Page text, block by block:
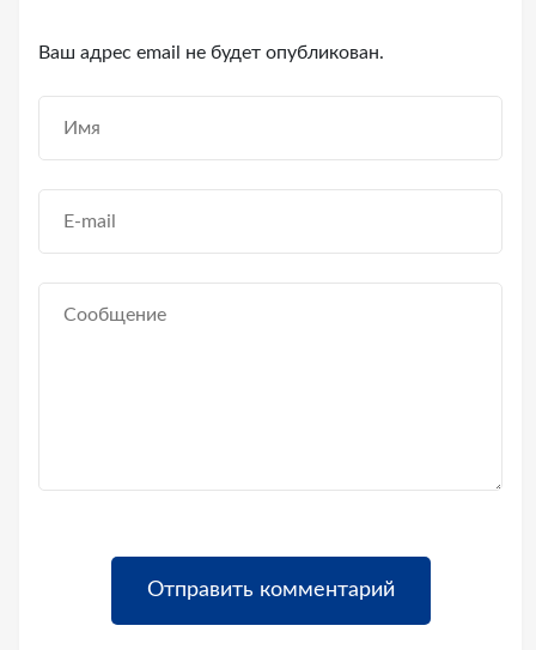
Ваш адрес email не будет опубликован.